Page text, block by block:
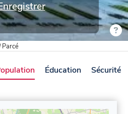
Parcé
Éducation Sécurité